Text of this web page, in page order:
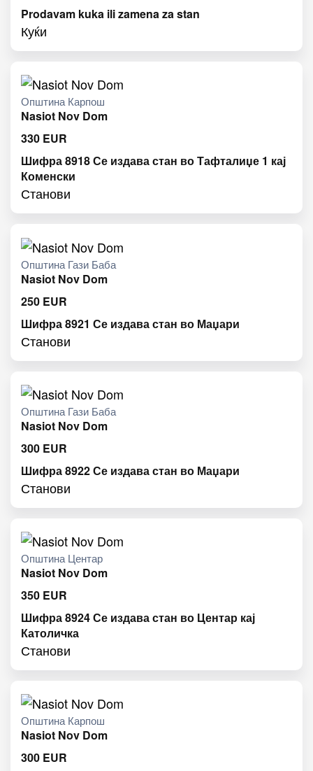
Prodavam kuka ili zamena za stan
Куќи
Општина Карпош
Nasiot Nov Dom
330 EUR
Шифра 8918 Се издава стан во Тафталиџе 1 кај
Коменски
Станови
Општина Гази Баба
Nasiot Nov Dom
250 EUR
Шифра 8921 Се издава стан во Маџари
Станови
Општина Гази Баба
Nasiot Nov Dom
300 EUR
Шифра 8922 Се издава стан во Маџари
Станови
Општина Центар
Nasiot Nov Dom
350 EUR
Шифра 8924 Се издава стан во Центар кај
Католичка
Станови
Општина Карпош
Nasiot Nov Dom
300 EUR